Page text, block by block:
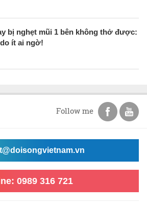
bị nghẹt mũi 1 bên không thở được:
ít ai ngờ!
Follow me
0989 316 721